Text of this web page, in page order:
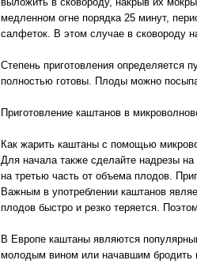
медленном огне порядка 25 минут,
салфеток. В этом случае в сковороду
Степень приготовления определяется
полностью готовы. Плоды можно
Приготовление каштанов в
Как жарить каштаны с помощью
Для начала также сделайте надрезы
на третью часть от объема плодов.
Важным в употреблении каштанов
плодов быстро и резко теряется.
В Европе каштаны являются
молодым вином или начавшим бродить